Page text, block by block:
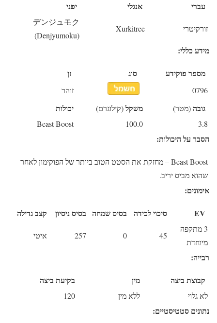
עברי אנגלי יפני
זורקיטרי Xurkitree
デンジュモク
(Denjyumoku)
מידע כללי:
מספר פוקידע סוג זן
0796 זוהר
גובה(מטר) משקל(קילוגרם) יכולות
3.8
100.0
Beast Boost
הסבר על היכולות:
Beast Boost– מחזקת את הסטט הטוב ביותר של הפוקימון לאחר
שהוא מביס יריב.
אימונים:
EV סיכוי לכידה בסיס שמחה בסיס ניסיון קצב גדילה
3 מתקפה
מיוחדת
45
0
257 איטי
רבייה:
קבוצת ביצה מין בקיעת ביצה
לא גלוי ללא מין 120
נתונים סטטיסטיים: